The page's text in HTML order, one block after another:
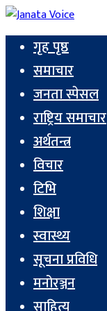
गृह पृष्ठ
समाचार
जनता स्पेसल
राष्ट्रिय समाचार
अर्थतन्त्र
विचार
टिभि
शिक्षा
स्वास्थ्य
सूचना प्रविधि
मनोरञ्जन